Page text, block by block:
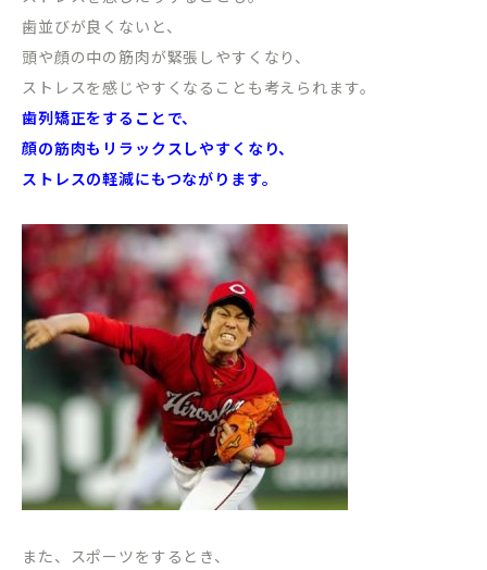
歯並びが良くないと、
頭や顔の中の筋肉が緊張しやすくなり、
ストレスを感じやすくなることも考えられます。
歯列矯正をすることで、
顔の筋肉もリラックスしやすくなり、
ストレスの軽減にもつながります。
また、スポーツをするとき、